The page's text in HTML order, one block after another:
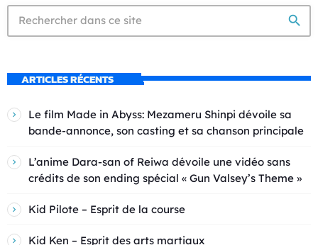
search
ARTICLES RÉCENTS
Le film Made in Abyss: Mezameru Shinpi dévoile sa
bande-annonce, son casting et sa chanson principale
L’anime Dara-san of Reiwa dévoile une vidéo sans
crédits de son ending spécial « Gun Valsey’s Theme »
Kid Pilote – Esprit de la course
Kid Ken – Esprit des arts martiaux